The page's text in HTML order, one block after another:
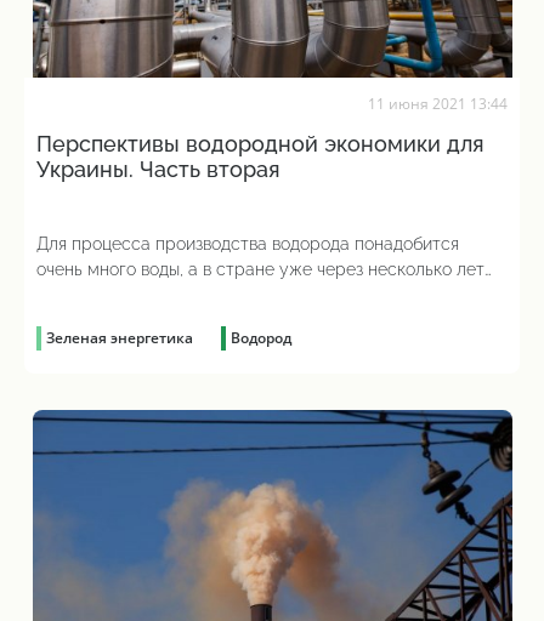
11 июня 2021 13:44
Перспективы водородной экономики для
Украины. Часть вторая
Для процесса производства водорода понадобится
очень много воды, а в стране уже через несколько лет
Зеленая энергетика Водород